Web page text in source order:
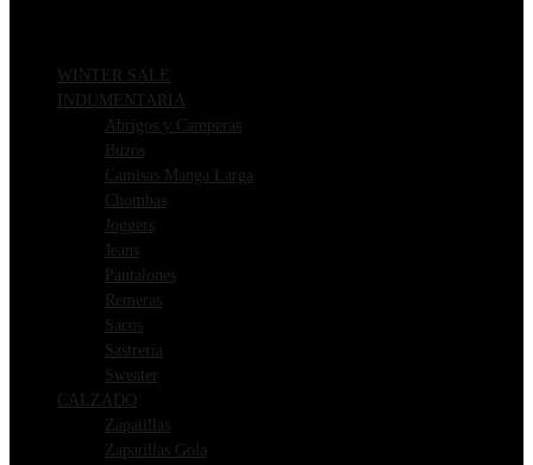
WINTER SALE
INDUMENTARIA
Abrigos y Camperas
Buzos
Camisas Manga Larga
Chombas
Joggers
Jeans
Pantalones
Remeras
Sacos
Sastrería
Sweater
CALZADO
Zapatillas
Zapatillas Gola